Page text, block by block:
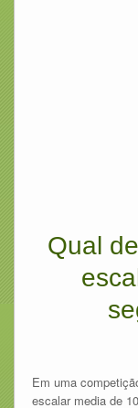
Qual
Em uma
escalar media de